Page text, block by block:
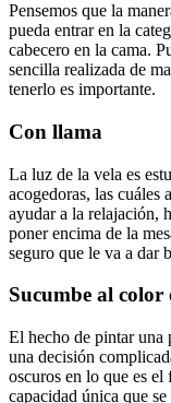
Pensemos que la
pueda entrar en la
cabecero en la cama.
sencilla realizada de
tenerlo es importante.
Con llama
La luz de la vela es
acogedoras, las cuáles
ayudar a la relajación,
poner encima de la
seguro que le va a dar
Sucumbe al color
El hecho de pintar una
una decisión
oscuros en lo que es
capacidad única que